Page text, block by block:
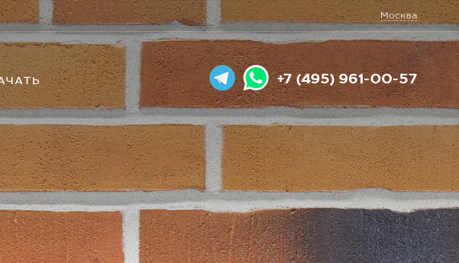
Москва
+7 (495) 961-00-57